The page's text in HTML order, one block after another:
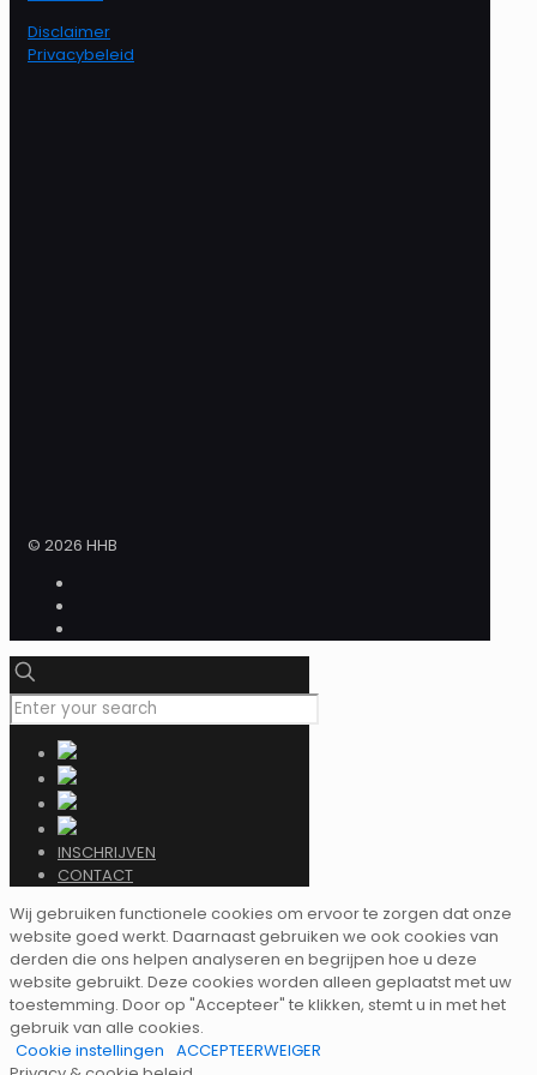
Disclaimer
Privacybeleid
© 2026 HHB
INSCHRIJVEN
CONTACT
Wij gebruiken functionele cookies om ervoor te zorgen dat onze
website goed werkt. Daarnaast gebruiken we ook cookies van
derden die ons helpen analyseren en begrijpen hoe u deze
website gebruikt. Deze cookies worden alleen geplaatst met uw
toestemming. Door op "Accepteer" te klikken, stemt u in met het
gebruik van alle cookies.
Cookie instellingen ACCEPTEERWEIGER